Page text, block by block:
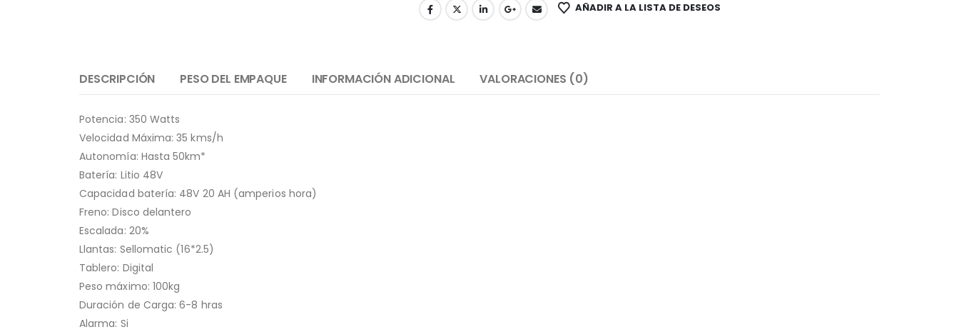
AÑADIR A LA LISTA DE DESEOS
DESCRIPCIÓN PESO DEL EMPAQUE INFORMACIÓN ADICIONAL VALORACIONES (0)
Potencia: 350 Watts
Velocidad Máxima: 35 kms/h
Autonomía: Hasta 50km*
Batería: Litio 48V
Capacidad batería: 48V 20 AH (amperios hora)
Freno: Disco delantero
Escalada: 20%
Llantas: Sellomatic (16*2.5)
Tablero: Digital
Peso máximo: 100kg
Duración de Carga: 6-8 hras
Alarma: Si